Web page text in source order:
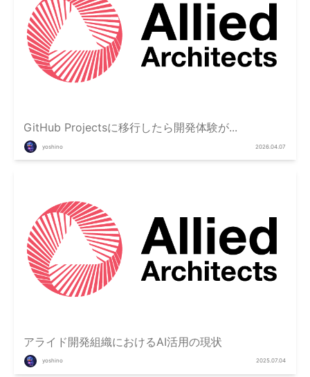
GitHub Projectsに移行したら開発体験が...
yoshino 2026.04.07
アライド開発組織におけるAI活用の現状
yoshino 2025.07.04